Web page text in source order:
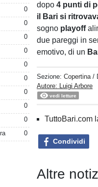
0
0
0
0
0
0
0
0
0
0
dopo 4 punti di
il Bari si
sogno playoff
due pareggi in
emotivo, di un
Sezione:Copertina /
Autore: Luigi Arbore
vedi letture
TuttoBari.com
Condividi
Altre